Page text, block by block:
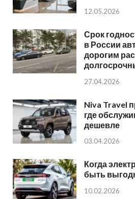
12.05.2026
Срок
в России
дорогим
27.04.2026
Niva Travel
где
дешевле
03.04.2026
Когда
быть
10.02.2026